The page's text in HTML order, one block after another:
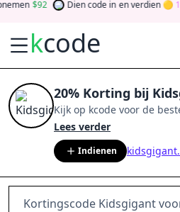
92 Dien code in en verdien
kcode
20% Korting bij
Kijk op kcode voor de
vanaug 2026
tokens door bij te dragen
en meer. Drehen Sie den
Sie Geld
Lees verder
Indienen
Kortingscode Kidsgigant